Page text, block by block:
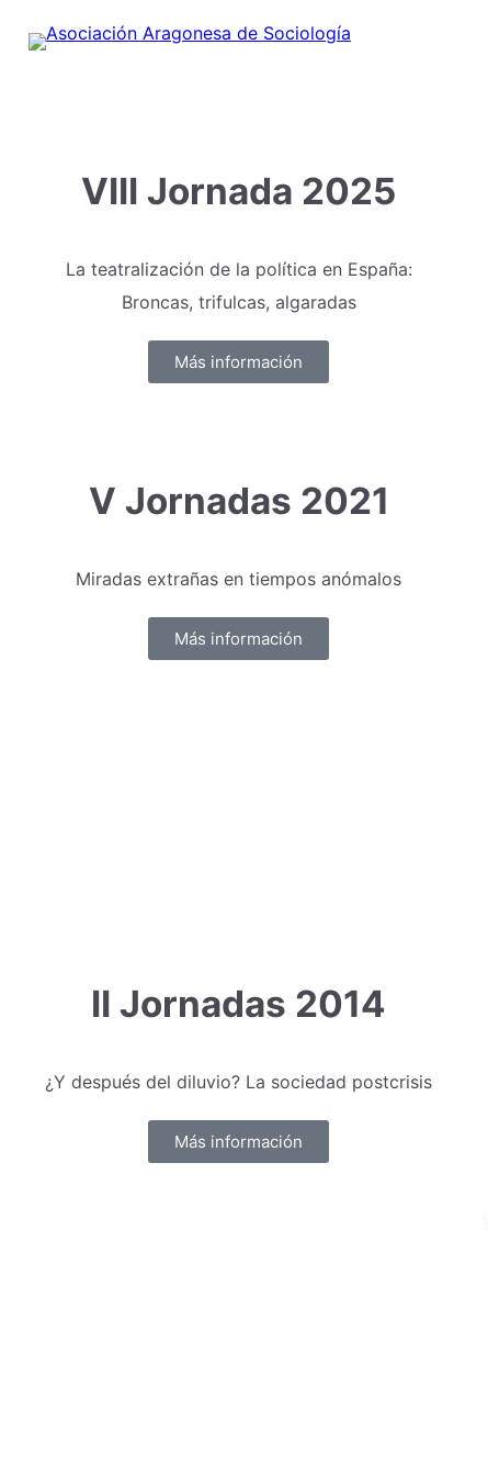
VIII Jornada 2025
La teatralización de la política en España:
Broncas, trifulcas, algaradas
Más información
V Jornadas 2021
Miradas extrañas en tiempos anómalos
Más información
II Jornadas 2014
¿Y después del diluvio? La sociedad postcrisis
Más información